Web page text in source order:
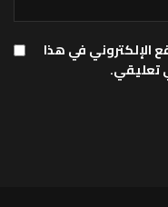
الإلكتروني في هذا
تعليقي.